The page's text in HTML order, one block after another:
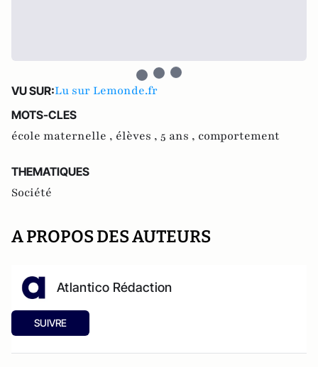
VU SUR:Lu sur Lemonde.fr
MOTS-CLES
école maternelle , élèves , 5 ans , comportement
THEMATIQUES
Société
A PROPOS DES AUTEURS
Atlantico Rédaction
SUIVRE